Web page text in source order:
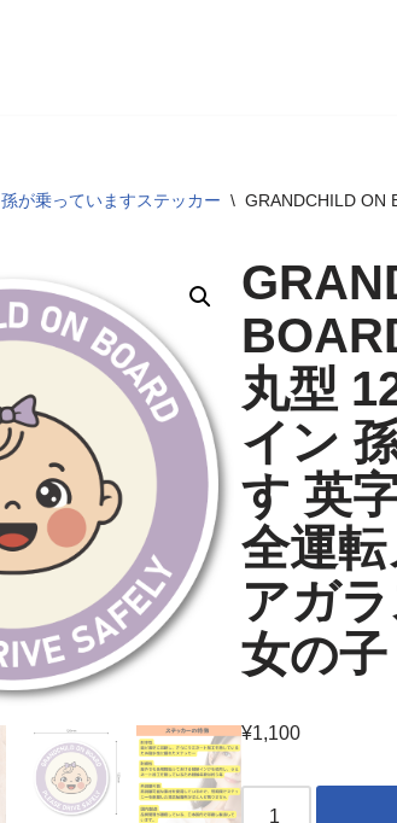
孫が乗っていますステッカー \ GRANDCHILD ON
丸型
イン
す 英
全運
アガ
女の子
¥1,100